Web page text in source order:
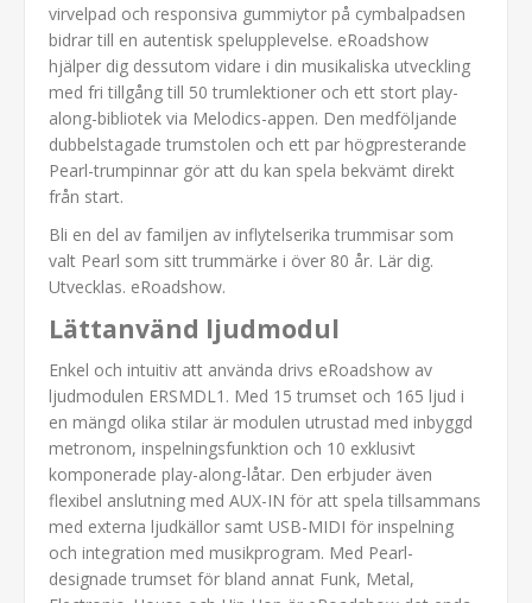
virvelpad och responsiva gummiytor på cymbalpadsen
bidrar till en autentisk spelupplevelse. eRoadshow
hjälper dig dessutom vidare i din musikaliska utveckling
med fri tillgång till 50 trumlektioner och ett stort play-
along-bibliotek via Melodics-appen. Den medföljande
dubbelstagade trumstolen och ett par högpresterande
Pearl-trumpinnar gör att du kan spela bekvämt direkt
från start.
Bli en del av familjen av inflytelserika trummisar som
valt Pearl som sitt trummärke i över 80 år. Lär dig.
Utvecklas. eRoadshow.
Lättanvänd ljudmodul
Enkel och intuitiv att använda drivs eRoadshow av
ljudmodulen ERSMDL1. Med 15 trumset och 165 ljud i
en mängd olika stilar är modulen utrustad med inbyggd
metronom, inspelningsfunktion och 10 exklusivt
komponerade play-along-låtar. Den erbjuder även
flexibel anslutning med AUX-IN för att spela tillsammans
med externa ljudkällor samt USB-MIDI för inspelning
och integration med musikprogram. Med Pearl-
designade trumset för bland annat Funk, Metal,